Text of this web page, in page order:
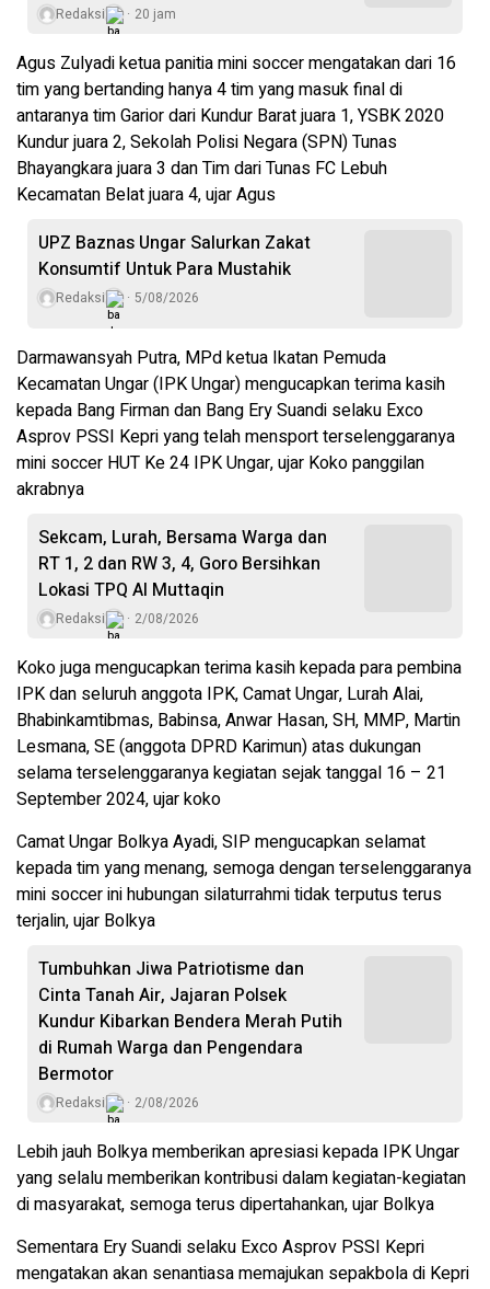
Redaksi 20 jam
Agus Zulyadi ketua panitia mini soccer mengatakan dari 16
tim yang bertanding hanya 4 tim yang masuk final di
antaranya tim Garior dari Kundur Barat juara 1, YSBK 2020
Kundur juara 2, Sekolah Polisi Negara (SPN) Tunas
Bhayangkara juara 3 dan Tim dari Tunas FC Lebuh
Kecamatan Belat juara 4, ujar Agus
UPZ Baznas Ungar Salurkan Zakat
Konsumtif Untuk Para Mustahik
Redaksi 5/08/2026
Darmawansyah Putra, MPd ketua Ikatan Pemuda
Kecamatan Ungar (IPK Ungar) mengucapkan terima kasih
kepada Bang Firman dan Bang Ery Suandi selaku Exco
Asprov PSSI Kepri yang telah mensport terselenggaranya
mini soccer HUT Ke 24 IPK Ungar, ujar Koko panggilan
akrabnya
Sekcam, Lurah, Bersama Warga dan
RT 1, 2 dan RW 3, 4, Goro Bersihkan
Lokasi TPQ Al Muttaqin
Redaksi 2/08/2026
Koko juga mengucapkan terima kasih kepada para pembina
IPK dan seluruh anggota IPK, Camat Ungar, Lurah Alai,
Bhabinkamtibmas, Babinsa, Anwar Hasan, SH, MMP, Martin
Lesmana, SE (anggota DPRD Karimun) atas dukungan
selama terselenggaranya kegiatan sejak tanggal 16 – 21
September 2024, ujar koko
Camat Ungar Bolkya Ayadi, SIP mengucapkan selamat
kepada tim yang menang, semoga dengan terselenggaranya
mini soccer ini hubungan silaturrahmi tidak terputus terus
terjalin, ujar Bolkya
Tumbuhkan Jiwa Patriotisme dan
Cinta Tanah Air, Jajaran Polsek
Kundur Kibarkan Bendera Merah Putih
di Rumah Warga dan Pengendara
Bermotor
Redaksi 2/08/2026
Lebih jauh Bolkya memberikan apresiasi kepada IPK Ungar
yang selalu memberikan kontribusi dalam kegiatan-kegiatan
di masyarakat, semoga terus dipertahankan, ujar Bolkya
Sementara Ery Suandi selaku Exco Asprov PSSI Kepri
mengatakan akan senantiasa memajukan sepakbola di Kepri